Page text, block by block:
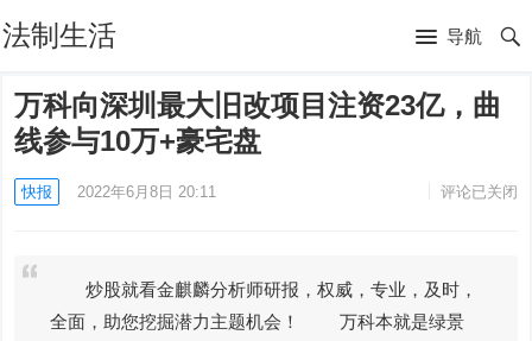
法制生活 导航
万科向深圳最大旧改项目注资23亿，曲
线参与10万+豪宅盘
快报 2022年6月8日 20:11 评论已关闭
炒股就看金麒麟分析师研报，权威，专业，及时，
全面，助您挖掘潜力主题机会！ 万科本就是绿景